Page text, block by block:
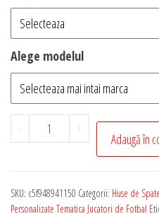
Alege modelul
-
Cantitate
Husa
Personalizata
+
Adaugă în
SKU: c5f948941150 Categorii: Huse de
Personalizate Tematica Jucatori de Fotbal